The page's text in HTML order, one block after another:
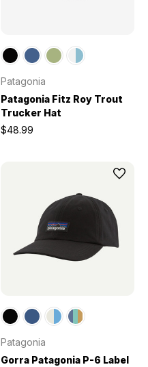
Patagonia
Patagonia Fitz Roy Trout
Trucker Hat
$48.99
Patagonia
Gorra Patagonia P-6 Label